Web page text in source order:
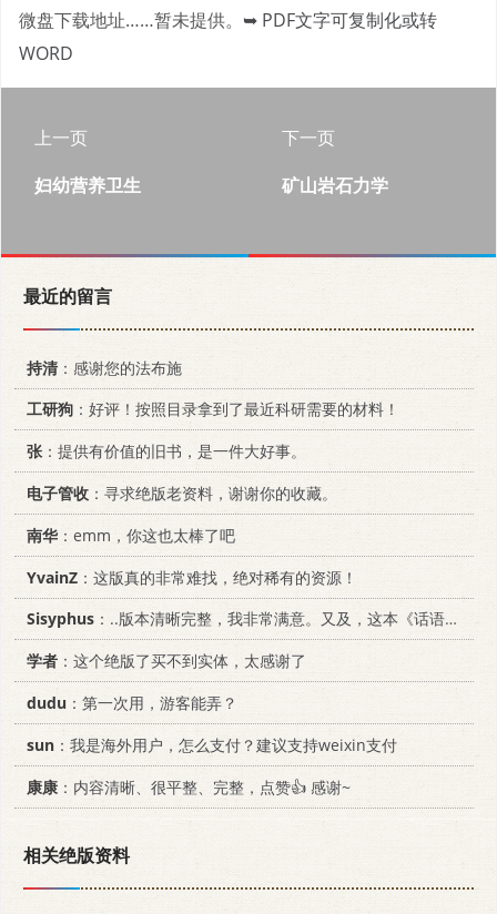
微盘下载地址……暂未提供。 ➥ PDF文字可复制化或转
WORD
上一页
妇幼营养卫生
下一页
矿山岩石力学
最近的留言
持清 ：感谢您的法布施
工研狗 ：好评！按照目录拿到了最近科研需要的材料！
张：提供有价值的旧书，是一件大好事。
电子管收 ：寻求绝版老资料，谢谢你的收藏。
南华：emm，你这也太棒了吧
YvainZ ：这版真的非常难找，绝对稀有的资源！
Sisyphus ：..版本清晰完整，我非常满意。又及，这本《话语的真相》...
学者 ：这个绝版了买不到实体，太感谢了
dudu ：第一次用，游客能弄？
sun ：我是海外用户，怎么支付？建议支持weixin支付
康康 ：内容清晰、很平整、完整，点赞👍 感谢~
相关绝版资料